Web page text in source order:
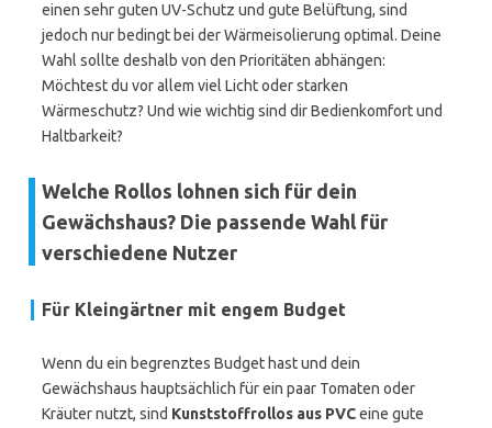
einen sehr guten UV-Schutz und gute Belüftung, sind
jedoch nur bedingt bei der Wärmeisolierung optimal. Deine
Wahl sollte deshalb von den Prioritäten abhängen:
Möchtest du vor allem viel Licht oder starken
Wärmeschutz? Und wie wichtig sind dir Bedienkomfort und
Haltbarkeit?
Welche Rollos lohnen sich für dein
Gewächshaus? Die passende Wahl für
verschiedene Nutzer
Für Kleingärtner mit engem Budget
Wenn du ein begrenztes Budget hast und dein
Gewächshaus hauptsächlich für ein paar Tomaten oder
Kräuter nutzt, sind Kunststoffrollos aus PVCeine gute